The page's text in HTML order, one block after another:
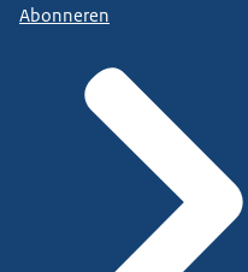
Abonneren